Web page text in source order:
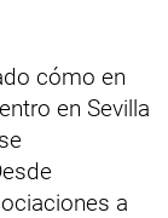
cómo en
en Sevilla
a